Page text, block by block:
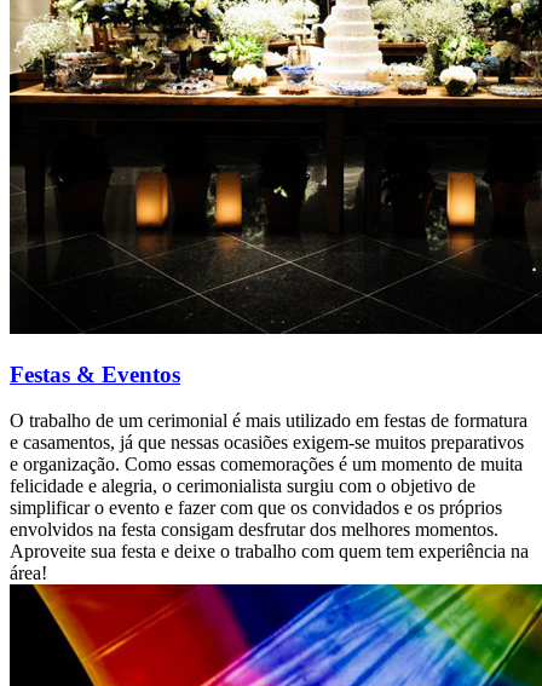
Festas & Eventos
O trabalho de um cerimonial é mais utilizado em festas de formatura
e casamentos, já que nessas ocasiões exigem-se muitos preparativos
e organização. Como essas comemorações é um momento de muita
felicidade e alegria, o cerimonialista surgiu com o objetivo de
simplificar o evento e fazer com que os convidados e os próprios
envolvidos na festa consigam desfrutar dos melhores momentos.
Aproveite sua festa e deixe o trabalho com quem tem experiência na
área!